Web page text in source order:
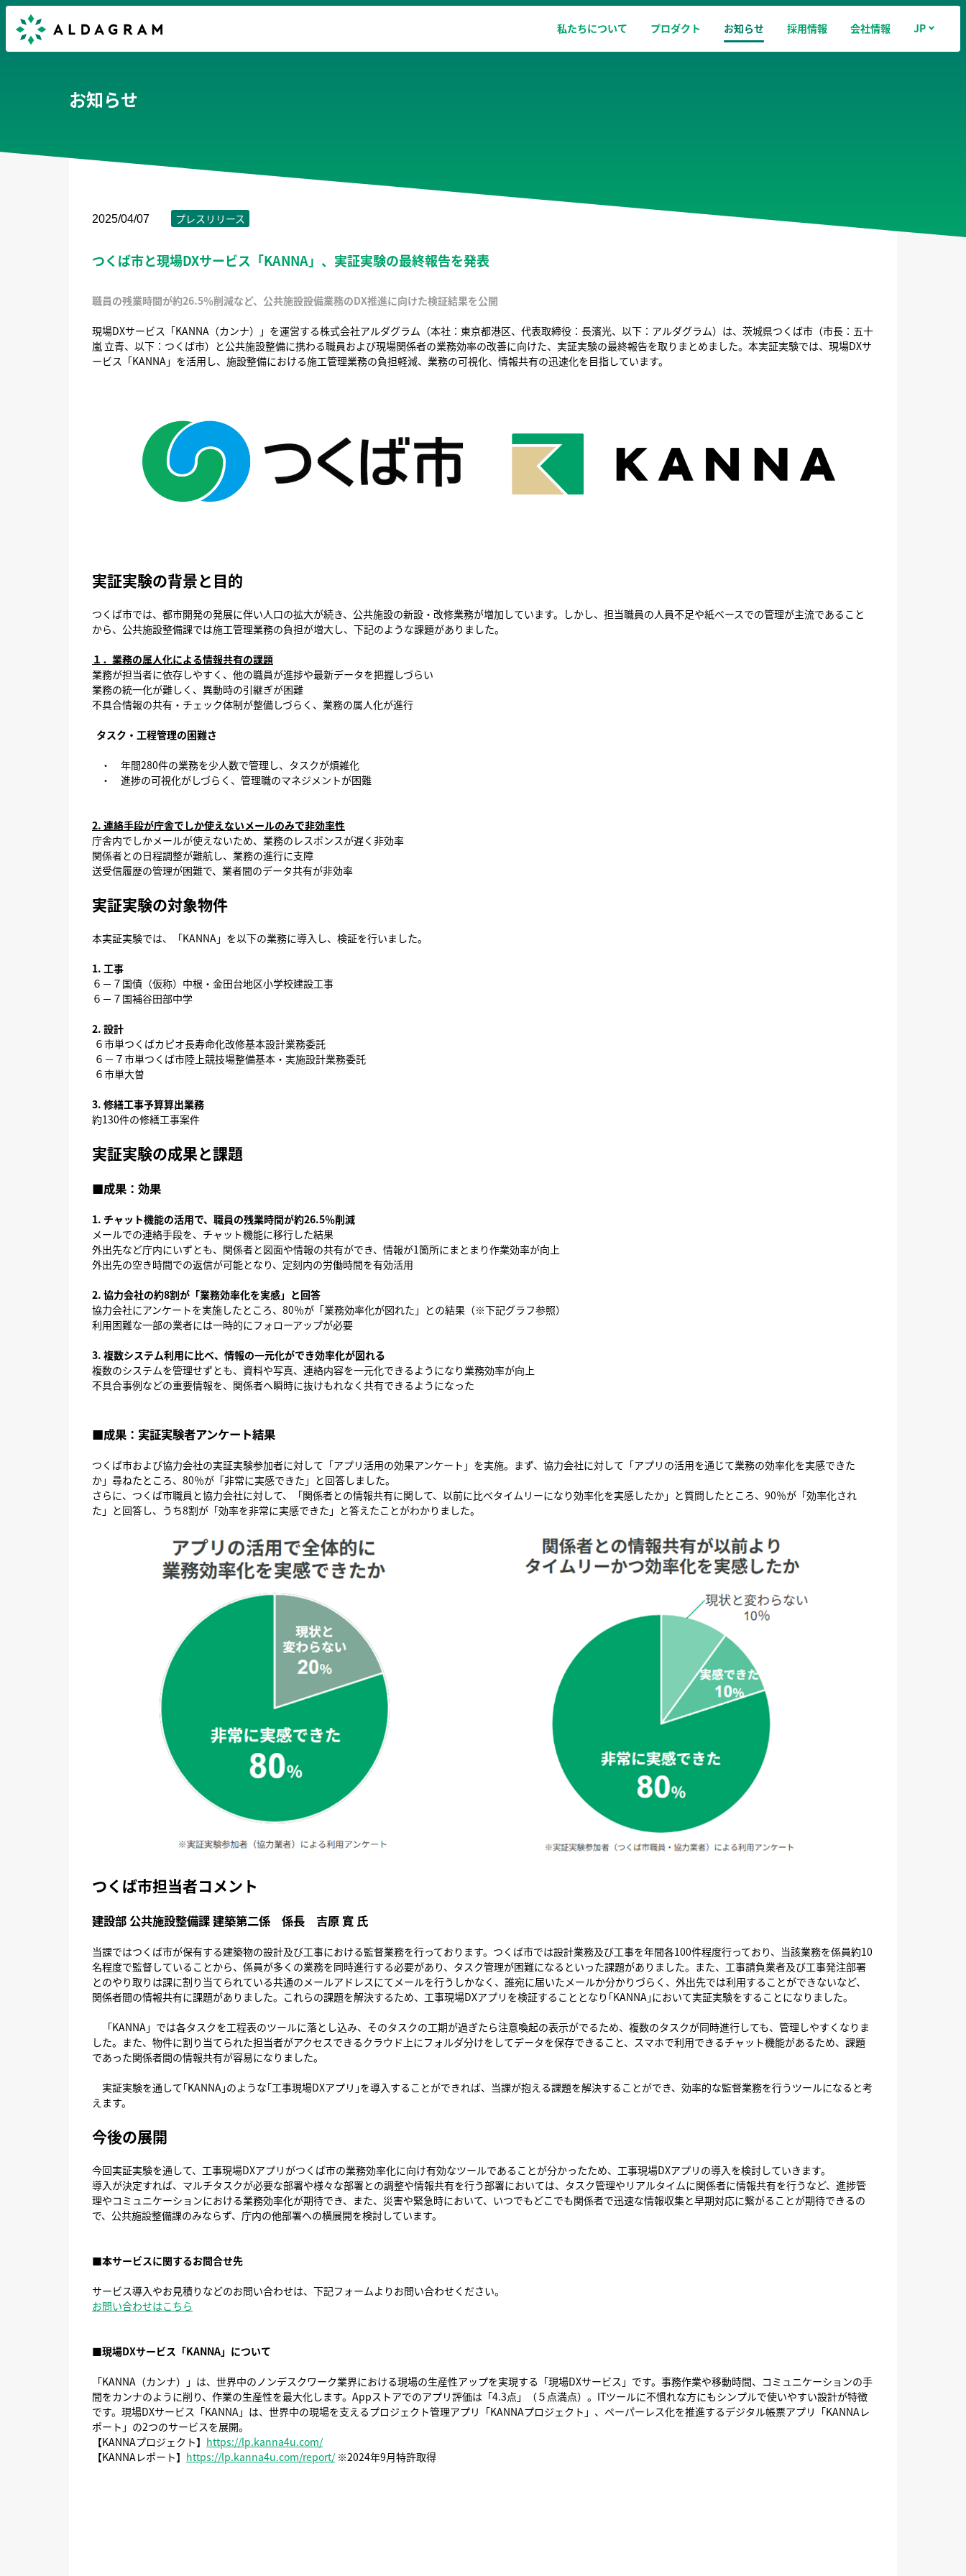
私たちについて プロダクト お知らせ 採用情報 会社情報 JP
お知らせ
2025/04/07 プレスリリース
つくば市と現場DXサービス「KANNA」、実証実験の最終報告を発表
職員の残業時間が約26.5％削減など、公共施設設備業務のDX推進に向けた検証結果を公開
現場DXサービス「KANNA（カンナ）」を運営する株式会社アルダグラム（本社：東京都港区、代表取締役：長濱光、以下：アルダグラム）は、茨城県つくば市（市長：五十
嵐 立青、以下：つくば市）と公共施設整備に携わる職員および現場関係者の業務効率の改善に向けた、実証実験の最終報告を取りまとめました。本実証実験では、現場DXサ
ービス「KANNA」を活用し、施設整備における施工管理業務の負担軽減、業務の可視化、情報共有の迅速化を目指しています。
実証実験の背景と目的
つくば市では、都市開発の発展に伴い人口の拡大が続き、公共施設の新設・改修業務が増加しています。しかし、担当職員の人員不足や紙ベースでの管理が主流であること
から、公共施設整備課では施工管理業務の負担が増大し、下記のような課題がありました。
１．業務の属人化による情報共有の課題
業務が担当者に依存しやすく、他の職員が進捗や最新データを把握しづらい
業務の統一化が難しく、異動時の引継ぎが困難
不具合情報の共有・チェック体制が整備しづらく、業務の属人化が進行
タスク・工程管理の困難さ
・ 年間280件の業務を少人数で管理し、タスクが煩雑化
・ 進捗の可視化がしづらく、管理職のマネジメントが困難
2. 連絡手段が庁舎でしか使えないメールのみで非効率性
庁舎内でしかメールが使えないため、業務のレスポンスが遅く非効率
関係者との日程調整が難航し、業務の進行に支障
送受信履歴の管理が困難で、業者間のデータ共有が非効率
実証実験の対象物件
本実証実験では、「KANNA」を以下の業務に導入し、検証を行いました。
1. 工事
６－７国債（仮称）中根・金田台地区小学校建設工事
６－７国補谷田部中学
2. 設計
６市単つくばカピオ長寿命化改修基本設計業務委託
６－７市単つくば市陸上競技場整備基本・実施設計業務委託
６市単大曽
3. 修繕工事予算算出業務
約130件の修繕工事案件
実証実験の成果と課題
■成果：効果
1. チャット機能の活用で、職員の残業時間が約26.5％削減
メールでの連絡手段を、チャット機能に移行した結果
外出先など庁内にいずとも、関係者と図面や情報の共有ができ、情報が1箇所にまとまり作業効率が向上
外出先の空き時間での返信が可能となり、定刻内の労働時間を有効活用
2. 協力会社の約8割が「業務効率化を実感」と回答
協力会社にアンケートを実施したところ、80％が「業務効率化が図れた」との結果（※下記グラフ参照）
利用困難な一部の業者には一時的にフォローアップが必要
3. 複数システム利用に比べ、情報の一元化ができ効率化が図れる
複数のシステムを管理せずとも、資料や写真、連絡内容を一元化できるようになり業務効率が向上
不具合事例などの重要情報を、関係者へ瞬時に抜けもれなく共有できるようになった
■成果：実証実験者アンケート結果
つくば市および協力会社の実証実験参加者に対して「アプリ活用の効果アンケート」を実施。まず、協力会社に対して「アプリの活用を通じて業務の効率化を実感できた
か」尋ねたところ、80％が「非常に実感できた」と回答しました。
さらに、つくば市職員と協力会社に対して、「関係者との情報共有に関して、以前に比べタイムリーになり効率化を実感したか」と質問したところ、90％が「効率化され
た」と回答し、うち8割が「効率を非常に実感できた」と答えたことがわかりました。
つくば市担当者コメント
建設部 公共施設整備課 建築第二係 係長 吉原 寛 氏
当課ではつくば市が保有する建築物の設計及び工事における監督業務を行っております。つくば市では設計業務及び工事を年間各100件程度行っており、当該業務を係員約10
名程度で監督していることから、係員が多くの業務を同時進行する必要があり、タスク管理が困難になるといった課題がありました。また、工事請負業者及び工事発注部署
とのやり取りは課に割り当てられている共通のメールアドレスにてメールを行うしかなく、誰宛に届いたメールか分かりづらく、外出先では利用することができないなど、
関係者間の情報共有に課題がありました。これらの課題を解決するため、工事現場DXアプリを検証することとなり｢KANNA｣において実証実験をすることになりました。
「KANNA」では各タスクを工程表のツールに落とし込み、そのタスクの工期が過ぎたら注意喚起の表示がでるため、複数のタスクが同時進行しても、管理しやすくなりま
した。また、物件に割り当てられた担当者がアクセスできるクラウド上にフォルダ分けをしてデータを保存できること、スマホで利用できるチャット機能があるため、課題
であった関係者間の情報共有が容易になりました。
実証実験を通して｢KANNA｣のような｢工事現場DXアプリ｣を導入することができれば、当課が抱える課題を解決することができ、効率的な監督業務を行うツールになると考
えます。
今後の展開
今回実証実験を通して、工事現場DXアプリがつくば市の業務効率化に向け有効なツールであることが分かったため、工事現場DXアプリの導入を検討していきます。
導入が決定すれば、マルチタスクが必要な部署や様々な部署との調整や情報共有を行う部署においては、タスク管理やリアルタイムに関係者に情報共有を行うなど、進捗管
理やコミュニケーションにおける業務効率化が期待でき、また、災害や緊急時において、いつでもどこでも関係者で迅速な情報収集と早期対応に繋がることが期待できるの
で、公共施設整備課のみならず、庁内の他部署への横展開を検討しています。
■本サービスに関するお問合せ先
サービス導入やお見積りなどのお問い合わせは、下記フォームよりお問い合わせください。
お問い合わせはこちら
■現場DXサービス「KANNA」について
「KANNA（カンナ）」は、世界中のノンデスクワーク業界における現場の生産性アップを実現する「現場DXサービス」です。事務作業や移動時間、コミュニケーションの手
間をカンナのように削り、作業の生産性を最大化します。Appストアでのアプリ評価は「4.3点」（５点満点）。ITツールに不慣れな方にもシンプルで使いやすい設計が特徴
です。現場DXサービス「KANNA」は、世界中の現場を支えるプロジェクト管理アプリ「KANNAプロジェクト」、ペーパーレス化を推進するデジタル帳票アプリ「KANNAレ
ポート」の2つのサービスを展開。
【KANNAプロジェクト】 https://lp.kanna4u.com/
【KANNAレポート】 https://lp.kanna4u.com/report/※2024年9月特許取得